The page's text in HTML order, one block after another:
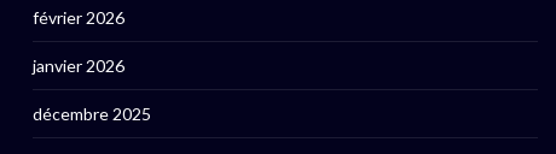
février 2026
janvier 2026
décembre 2025